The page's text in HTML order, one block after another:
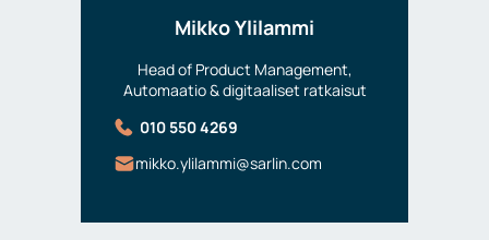
Mikko Ylilammi
Head of Product Management,
Automaatio & digitaaliset ratkaisut
010 550 4269
mikko.ylilammi@sarlin.com